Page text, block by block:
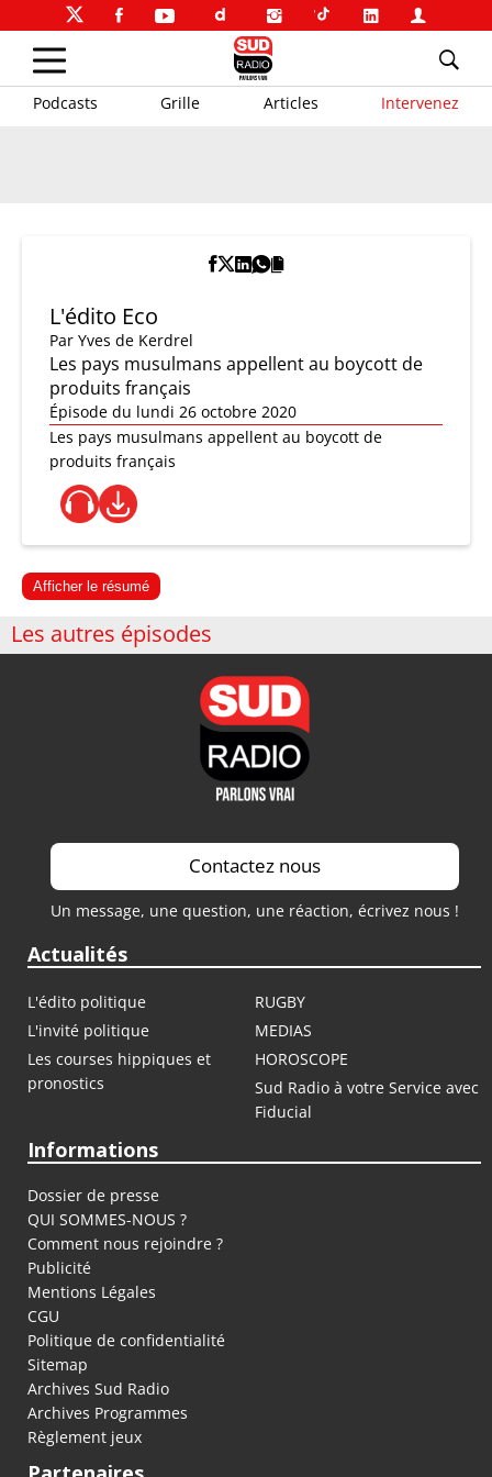
Podcasts Grille Articles Intervenez
L'édito Eco
Par Yves de Kerdrel
Les pays musulmans appellent au boycott de
produits français
Épisode du lundi 26 octobre 2020
Les pays musulmans appellent au boycott de
produits français
Afficher le résumé
Les autres épisodes
Contactez nous
Un message, une question, une réaction, écrivez nous !
Actualités
L'édito politique
RUGBY
L'invité politique
MEDIAS
Les courses hippiques et
pronostics
HOROSCOPE
Sud Radio à votre Service avec
Fiducial
Informations
Dossier de presse
QUI SOMMES-NOUS ?
Comment nous rejoindre ?
Publicité
Mentions Légales
CGU
Politique de confidentialité
Sitemap
Archives Sud Radio
Archives Programmes
Règlement jeux